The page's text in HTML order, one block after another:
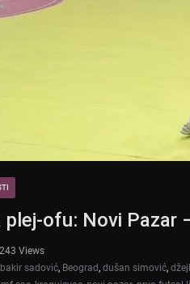
plej-ofu: Novi Pazar
243 Views
bakir sadović, Beograd, dušan simović,